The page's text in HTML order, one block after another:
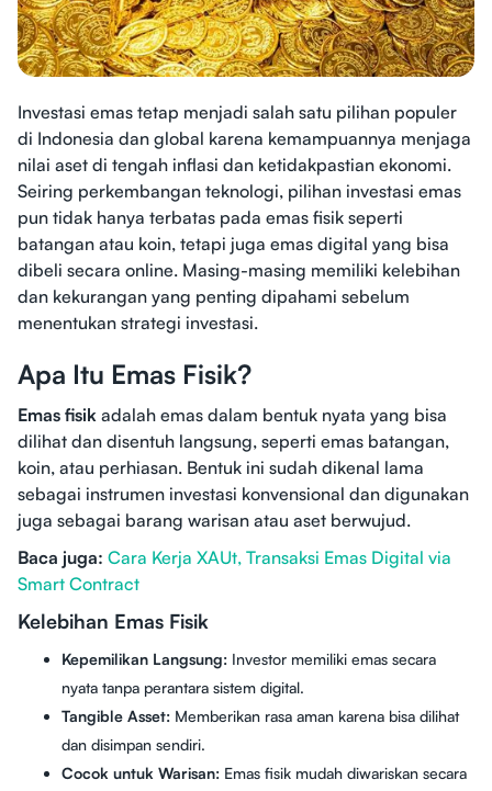
Investasi emas tetap menjadi salah satu pilihan populer
di Indonesia dan global karena kemampuannya menjaga
nilai aset di tengah inflasi dan ketidakpastian ekonomi.
Seiring perkembangan teknologi, pilihan investasi emas
pun tidak hanya terbatas pada emas fisik seperti
batangan atau koin, tetapi juga emas digital yang bisa
dibeli secara online. Masing-masing memiliki kelebihan
dan kekurangan yang penting dipahami sebelum
menentukan strategi investasi.
Apa Itu Emas Fisik?
Emas fisik adalah emas dalam bentuk nyata yang bisa
dilihat dan disentuh langsung, seperti emas batangan,
koin, atau perhiasan. Bentuk ini sudah dikenal lama
sebagai instrumen investasi konvensional dan digunakan
juga sebagai barang warisan atau aset berwujud.
Baca juga: Cara Kerja XAUt, Transaksi Emas Digital via
Smart Contract
Kelebihan Emas Fisik
Kepemilikan Langsung: Investor memiliki emas secara
nyata tanpa perantara sistem digital.
Tangible Asset: Memberikan rasa aman karena bisa dilihat
dan disimpan sendiri.
Cocok untuk Warisan: Emas fisik mudah diwariskan secara